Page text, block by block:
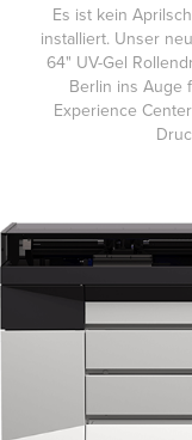
Es ist kein
installiert. Unser
64" UV-Gel
Berlin ins Auge
Experience